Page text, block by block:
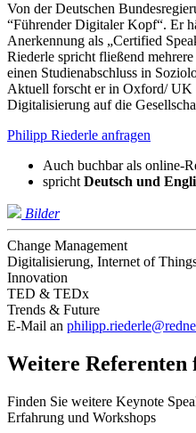
Von der Deutschen
“Führender Digitaler Kopf“. Er
Anerkennung als „Certified
Riederle spricht fließend
einen Studienabschluss in
Aktuell forscht er in Oxford/ UK
Digitalisierung auf die
Philipp Riederle anfragen
Auch buchbar als online-
sprichtDeutsch und
Bilder
Change Management
Digitalisierung, Internet of
Innovation
TED & TEDx
Trends & Future
E-Mail an
Weitere
Finden Sie weitere Keynote
Erfahrung und Workshops